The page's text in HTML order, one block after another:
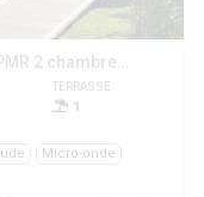
(Mobil Home Confort 27m² PMR 2 chambres dont terrasse + TV)
TERRASSE
1
Micro-onde